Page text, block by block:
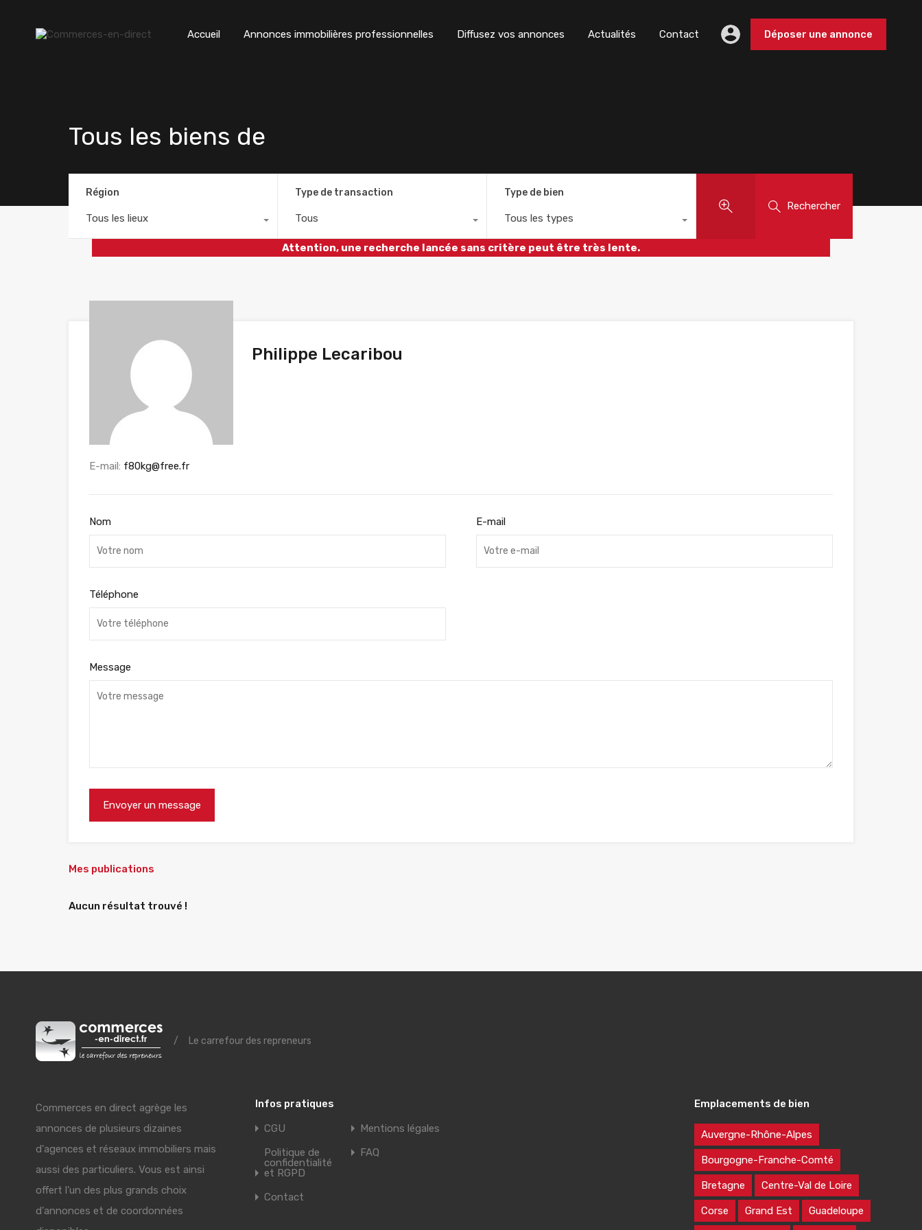
Accueil Annonces immobilières professionnelles Diffusez vos annonces Actualités Contact Déposer une annonce
Tous les biens de
Région
Tous les lieux
Type de transaction
Tous
Type de bien
Tous les types
Rechercher
Attention, une recherche lancée sans critère peut être très lente.
Philippe Lecaribou
E-mail: f80kg@free.fr
Nom E-mail
Téléphone
Message
Mes publications
Aucun résultat trouvé !
/ Le carrefour des repreneurs
Commerces en direct agrège les
annonces de plusieurs dizaines
d'agences et réseaux immobiliers mais
aussi des particuliers. Vous est ainsi
offert l'un des plus grands choix
d'annonces et de coordonnées
Infos pratiques
CGU
Mentions légales
Politique de
confidentialité
et RGPD
FAQ
Contact
Emplacements de bien
Auvergne-Rhône-Alpes
Bourgogne-Franche-Comté
Bretagne Centre-Val de Loire
Corse Grand Est Guadeloupe